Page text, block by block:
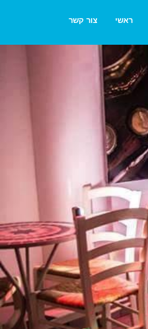
ראשי צור קשר